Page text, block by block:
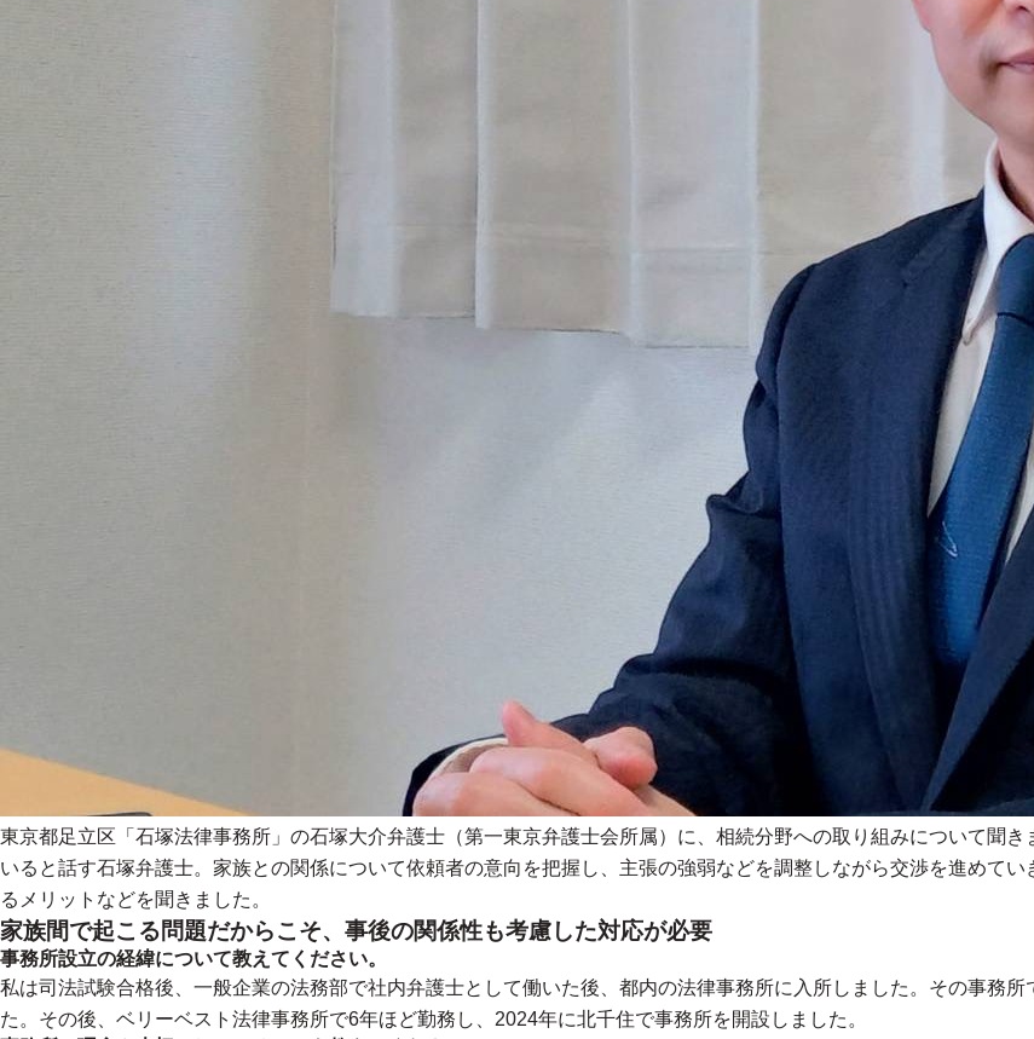
東京都足立区「石塚法律事務所」の石塚大介弁護士（第一東京弁護士会所属）に、相続分野への取り組みについて聞
いると話す石塚弁護士。家族との関係について依頼者の意向を把握し、主張の強弱などを調整しながら交渉を進めて
るメリットなどを聞きました。
家族間で起こる問題だからこそ、事後の関係性も考慮した対応が必要
事務所設立の経緯について教えてください。
私は司法試験合格後、一般企業の法務部で社内弁護士として働いた後、都内の法律事務所に入所しました。その事務
た。その後、ベリーベスト法律事務所で6年ほど勤務し、2024年に北千住で事務所を開設しました。